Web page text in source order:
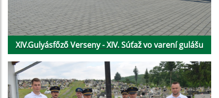
XIV.Gulyásfőző Verseny - XIV. Súťaž vo varení gulášu